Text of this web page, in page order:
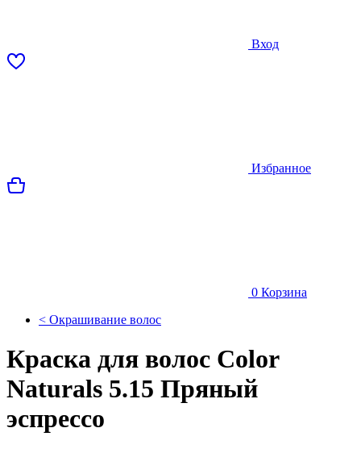
Вход
Избранное
0 Корзина
< Окрашивание волос
Краска для волос Color
Naturals 5.15 Пряный
эспрессо